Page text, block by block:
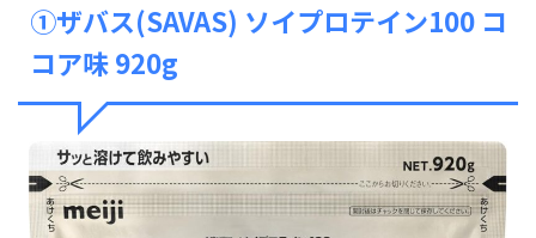
①ザバス(SAVAS) ソイプロテイン100 コ
コア味 920g